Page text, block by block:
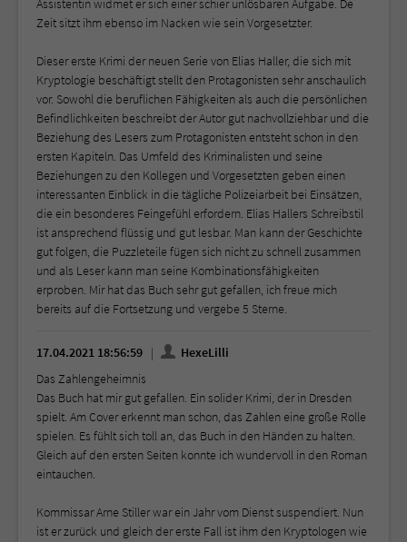
Zeit sitzt ihm ebenso im Nacken wie sein Vorgesetzter.
Dieser erste Krimi der neuen Serie von Elias Haller, die sich mit
Kryptologie beschäftigt stellt den Protagonisten sehr anschaulich
vor. Sowohl die beruflichen Fähigkeiten als auch die persönlichen
Befindlichkeiten beschreibt der Autor gut nachvollziehbar und die
Beziehung des Lesers zum Protagonisten entsteht schon in den
ersten Kapiteln. Das Umfeld des Kriminalisten und seine
Beziehungen zu den Kollegen und Vorgesetzten geben einen
interessanten Einblick in die tägliche Polizeiarbeit bei Einsätzen,
die ein besonderes Feingefühl erfordern. Elias Hallers Schreibstil
ist ansprechend flüssig und gut lesbar. Man kann der Geschichte
gut folgen, die Puzzleteile fügen sich nicht zu schnell zusammen
und als Leser kann man seine Kombinationsfähigkeiten
erproben. Mir hat das Buch sehr gut gefallen, ich freue mich
bereits auf die Fortsetzung und vergebe 5 Sterne.
17.04.2021 18:56:59
HexeLilli
Das Zahlengeheimnis
Das Buch hat mir gut gefallen. Ein solider Krimi, der in Dresden
spielt. Am Cover erkennt man schon, das Zahlen eine große Rolle
spielen. Es fühlt sich toll an, das Buch in den Händen zu halten.
Gleich auf den ersten Seiten konnte ich wundervoll in den Roman
eintauchen.
Kommissar Arne Stiller war ein Jahr vom Dienst suspendiert. Nun
ist er zurück und gleich der erste Fall ist ihm den Kryptologen wie